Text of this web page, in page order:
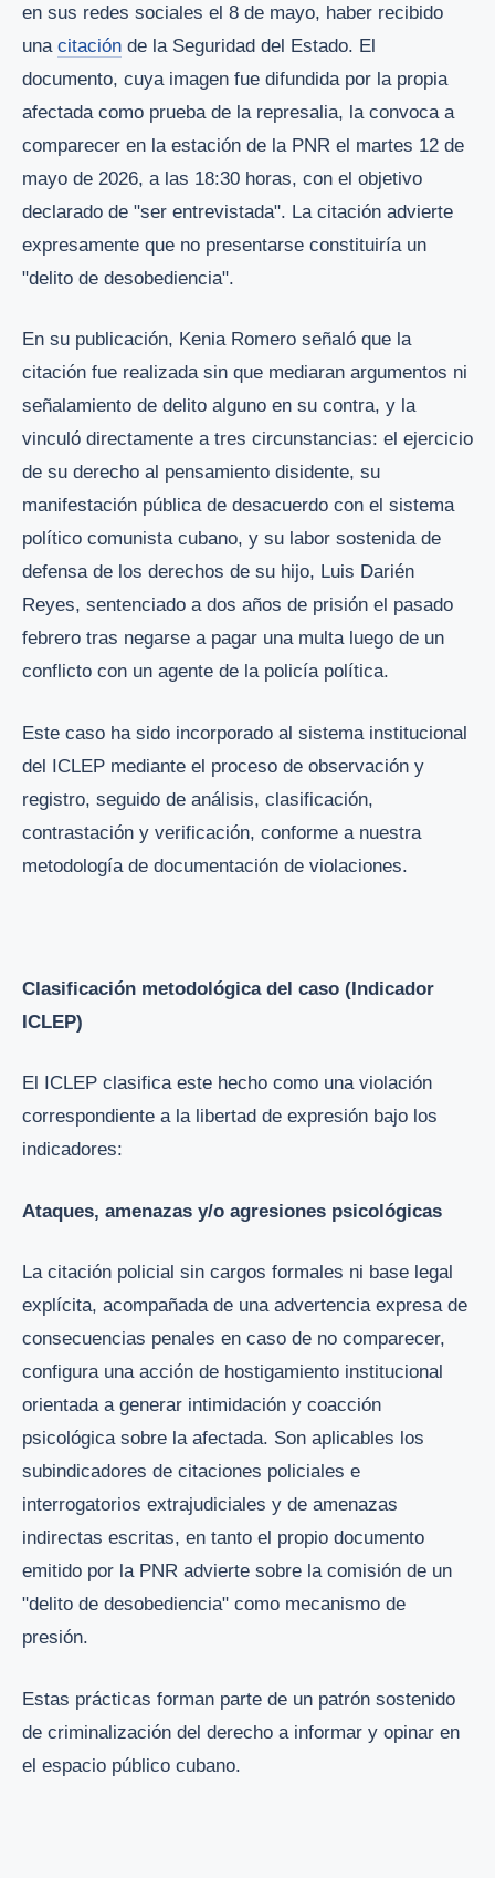
en sus redes sociales el 8 de mayo, haber recibido
una citación de la Seguridad del Estado. El
documento, cuya imagen fue difundida por la propia
afectada como prueba de la represalia, la convoca a
comparecer en la estación de la PNR el martes 12 de
mayo de 2026, a las 18:30 horas, con el objetivo
declarado de "ser entrevistada". La citación advierte
expresamente que no presentarse constituiría un
"delito de desobediencia".
En su publicación, Kenia Romero señaló que la
citación fue realizada sin que mediaran argumentos ni
señalamiento de delito alguno en su contra, y la
vinculó directamente a tres circunstancias: el ejercicio
de su derecho al pensamiento disidente, su
manifestación pública de desacuerdo con el sistema
político comunista cubano, y su labor sostenida de
defensa de los derechos de su hijo, Luis Darién
Reyes, sentenciado a dos años de prisión el pasado
febrero tras negarse a pagar una multa luego de un
conflicto con un agente de la policía política.
Este caso ha sido incorporado al sistema institucional
del ICLEP mediante el proceso de observación y
registro, seguido de análisis, clasificación,
contrastación y verificación, conforme a nuestra
metodología de documentación de violaciones.
Clasificación metodológica del caso (Indicador
ICLEP)
El ICLEP clasifica este hecho como una violación
correspondiente a la libertad de expresión bajo los
indicadores:
Ataques, amenazas y/o agresiones psicológicas
La citación policial sin cargos formales ni base legal
explícita, acompañada de una advertencia expresa de
consecuencias penales en caso de no comparecer,
configura una acción de hostigamiento institucional
orientada a generar intimidación y coacción
psicológica sobre la afectada. Son aplicables los
subindicadores de citaciones policiales e
interrogatorios extrajudiciales y de amenazas
indirectas escritas, en tanto el propio documento
emitido por la PNR advierte sobre la comisión de un
"delito de desobediencia" como mecanismo de
presión.
Estas prácticas forman parte de un patrón sostenido
de criminalización del derecho a informar y opinar en
el espacio público cubano.